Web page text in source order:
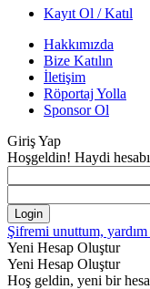
Kayıt Ol / Katıl
Hakkımızda
Bize Katılın
İletişim
Röportaj Yolla
Sponsor Ol
Giriş Yap
Hoşgeldin! Haydi
Şifremi unuttum, yardım
Yeni Hesap Oluştur
Yeni Hesap Oluştur
Hoş geldin, yeni bir